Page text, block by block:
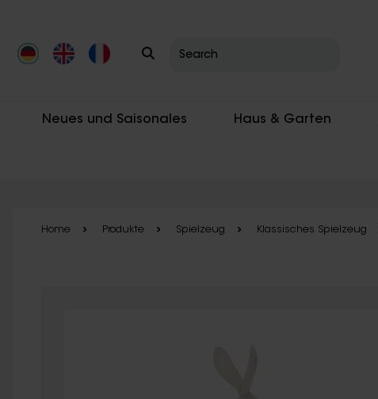
Neues und Saisonales Haus & Garten
Home Produkte Spielzeug Klassisches Spielzeug